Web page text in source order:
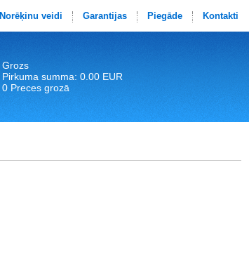
Norēķinu veidi Garantijas Piegāde Kontakti
Grozs
Pirkuma summa: 0.00 EUR
0 Preces grozā